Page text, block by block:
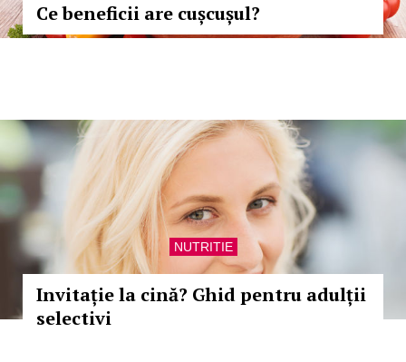
Ce beneficii are cușcușul?
NUTRITIE
Invitație la cină? Ghid pentru adulții
selectivi